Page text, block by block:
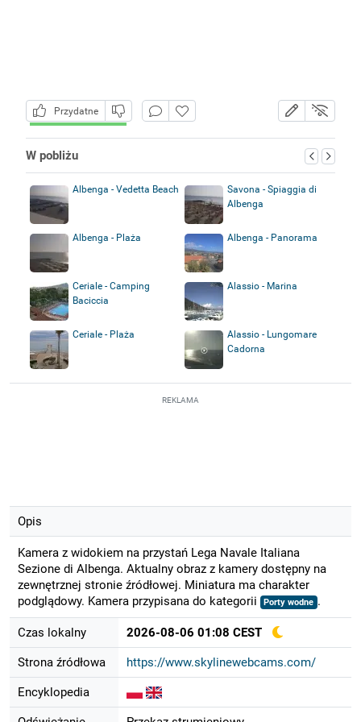
Przydatne
W pobliżu
Albenga - Vedetta Beach
Savona - Spiaggia di
Albenga
Albenga - Plaża Albenga - Panorama
Ceriale - Camping
Baciccia
Alassio - Marina
Ceriale - Plaża
Alassio - Lungomare
Cadorna
REKLAMA
Opis
Kamera z widokiem na przystań Lega Navale Italiana
Sezione di Albenga. Aktualny obraz z kamery dostępny na
zewnętrznej stronie źródłowej. Miniatura ma charakter
podglądowy. Kamera przypisana do kategorii
Porty wodne .
Czas lokalny 2026-08-06 01:08 CEST
Strona źródłowa https://www.skylinewebcams.com/
Encyklopedia